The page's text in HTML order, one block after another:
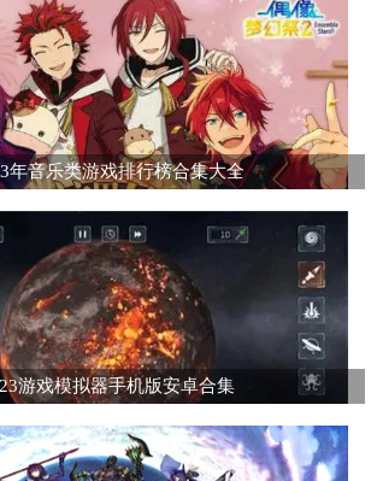
年音乐类游戏排行榜合集大全
游戏模拟器手机版安卓合集